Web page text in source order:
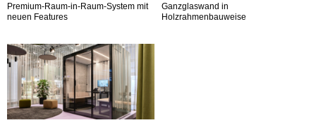
Premium-Raum-in-Raum-System mit
neuen Features
Ganzglaswand in
Holzrahmenbauweise